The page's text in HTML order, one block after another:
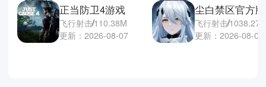
正当防卫4游戏
飞行射击110.38M
更新：2026-08-07
尘白禁区官方版
飞行射击
更新：2026-08-06